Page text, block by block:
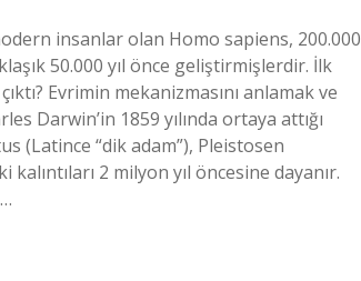
insanlar olan Homo sapiens, 200.000
50.000 yıl önce geliştirmişlerdir. İlk
Evrimin mekanizmasını anlamak ve
Darwin’in 1859 yılında ortaya attığı
(Latince “dik adam”), Pleistosen
2 milyon yıl öncesine dayanır.